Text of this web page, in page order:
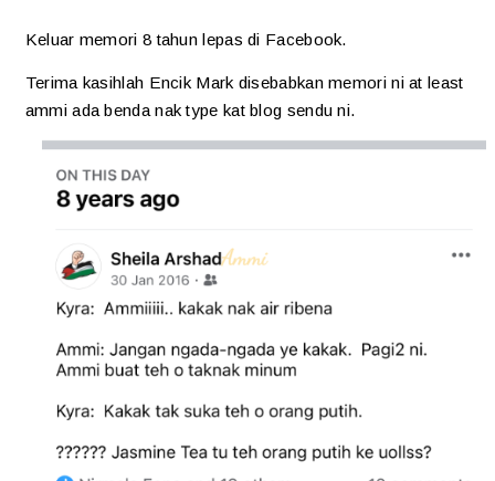
Keluar memori 8 tahun lepas di Facebook.
Terima kasihlah Encik Mark disebabkan memori ni at least
ammi ada benda nak type kat blog sendu ni.